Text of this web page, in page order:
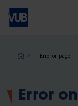
Skip
main
Error on page
Error